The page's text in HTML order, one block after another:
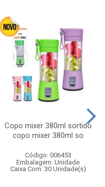
Copo mixer 380ml sortido
copo mixer 380ml so
Código: 006453
Embalagem: Unidade
Caixa Com: 30 Unidade(s)